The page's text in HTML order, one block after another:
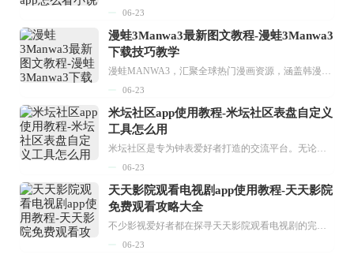
06-23
漫蛙3Manwa3最新图文教程-漫蛙3Manwa3
下载技巧教学
漫蛙MANWA3，汇聚全球热门漫画资源，涵盖韩漫、欧美漫画、国漫等多种类型，题材丰富多样，全方位满足用户阅读喜好。它不仅是阅读平台，更是创作平台，为广大用户打造零门槛创作环境。...
06-23
米坛社区app使用教程-米坛社区表盘自定义
工具怎么用
米坛社区是专为钟表爱好者打造的交流平台。无论你是初涉钟表领域的普通爱好者，还是拥有多年收藏经验的资深玩家，都能在此找到属于自己的天地。 无需注册，就能轻松参与其中。通过专业的讨论论坛与丰富的交互功能，你可与世界各地的钟表爱好者畅快交流。若你钟情于钟表，米坛社区无疑是值得一试的理想之选。在这里，你能获取最新的手表资讯，交流见解，提升鉴赏品味，让每一块手表都成为收藏故事中重要的一部分。感兴趣的朋友，不要错过下载机会。...
06-23
天天影院观看电视剧app使用教程-天天影院
免费观看攻略大全
不少影视爱好者都在探寻天天影院观看电视剧的完整方法，结合最新平台使用规则，本篇新手入门攻略全面讲解观看渠道、检索流程、播放设置以及画面模式调整等实用内容。全文适配手机、电脑等主流设备，步骤简洁易懂，无论是初次使用的新手，还是想要优化观影体验的用户，都能参照内容快速上手，熟练掌握平台各项操作技巧，轻松畅享影视内容。...
06-23